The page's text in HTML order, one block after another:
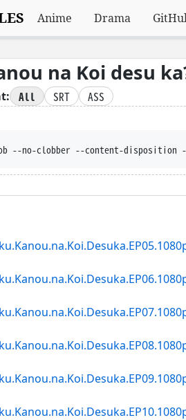
Anime Drama
na Koi desu
All SRT
ASS
glob --no-clobber